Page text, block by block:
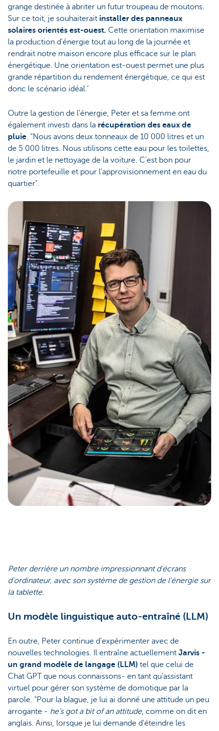
grange destinée à abriter un futur troupeau de moutons.
Sur ce toit, je souhaiterait installer des panneaux
solaires orientés est-ouest. Cette orientation maximise
la production d'énergie tout au long de la journée et
rendrait notre maison encore plus efficace sur le plan
énergétique. Une orientation est-ouest permet une plus
grande répartition du rendement énergétique, ce qui est
donc le scénario idéal.’
Outre la gestion de l'énergie, Peter et sa femme ont
également investi dans la récupération des eaux de
pluie. "Nous avons deux tonneaux de 10 000 litres et un
de 5 000 litres. Nous utilisons cette eau pour les toilettes,
le jardin et le nettoyage de la voiture. C'est bon pour
notre portefeuille et pour l'approvisionnement en eau du
quartier".
Peter derrière un nombre impressionnant d'écrans
d'ordinateur, avec son système de gestion de l'énergie sur
la tablette.
Un modèle linguistique auto-entraîné (LLM)
En outre, Peter continue d'expérimenter avec de
nouvelles technologies. Il entraîne actuellement Jarvis -
un grand modèle de langage (LLM) tel que celui de
Chat GPT que nous connaissons- en tant qu'assistant
virtuel pour gérer son système de domotique par la
parole. "Pour la blague, je lui ai donné une attitude un peu
arrogante - he’s got a bit of an attitude, comme on dit en
anglais. Ainsi, lorsque je lui demande d'éteindre les